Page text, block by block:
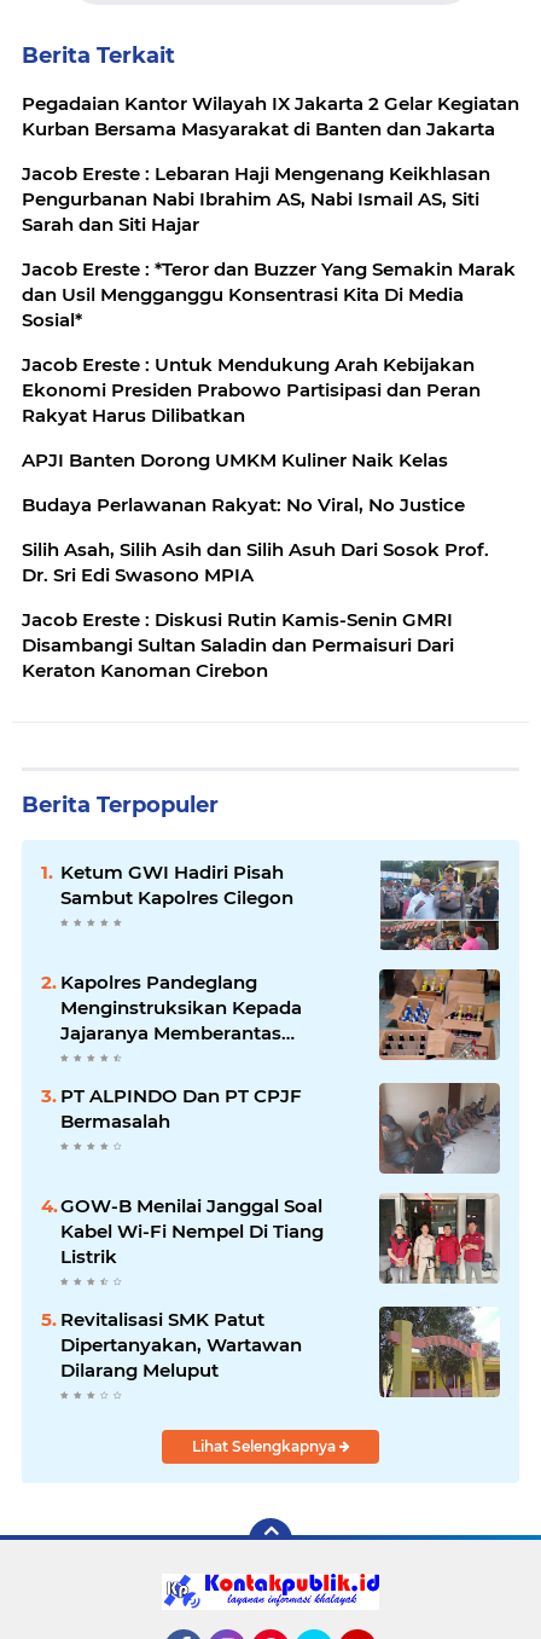
Berita Terkait
Pegadaian Kantor Wilayah IX Jakarta 2 Gelar Kegiatan
Kurban Bersama Masyarakat di Banten dan Jakarta
Jacob Ereste : Lebaran Haji Mengenang Keikhlasan
Pengurbanan Nabi Ibrahim AS, Nabi Ismail AS, Siti
Sarah dan Siti Hajar
Jacob Ereste : *Teror dan Buzzer Yang Semakin Marak
dan Usil Mengganggu Konsentrasi Kita Di Media
Sosial*
Jacob Ereste : Untuk Mendukung Arah Kebijakan
Ekonomi Presiden Prabowo Partisipasi dan Peran
Rakyat Harus Dilibatkan
APJI Banten Dorong UMKM Kuliner Naik Kelas
Budaya Perlawanan Rakyat: No Viral, No Justice
Silih Asah, Silih Asih dan Silih Asuh Dari Sosok Prof.
Dr. Sri Edi Swasono MPIA
Jacob Ereste : Diskusi Rutin Kamis-Senin GMRI
Disambangi Sultan Saladin dan Permaisuri Dari
Keraton Kanoman Cirebon
Berita Terpopuler
Ketum GWI Hadiri Pisah
Sambut Kapolres Cilegon
Kapolres Pandeglang
Menginstruksikan Kepada
Jajaranya Memberantas
Peredaran Miras
PT ALPINDO Dan PT CPJF
Bermasalah
GOW-B Menilai Janggal Soal
Kabel Wi-Fi Nempel Di Tiang
Listrik
Revitalisasi SMK Patut
Dipertanyakan, Wartawan
Dilarang Meluput
Lihat Selengkapnya